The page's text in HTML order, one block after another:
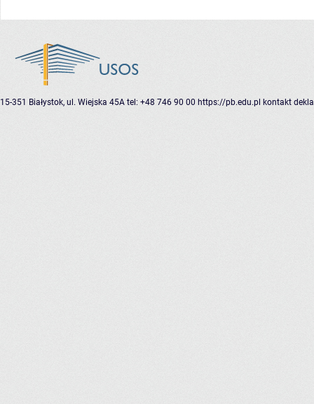
15-351 Białystok, ul. Wiejska 45A tel: +48 746 90 00 https://pb.edu.pl kontakt